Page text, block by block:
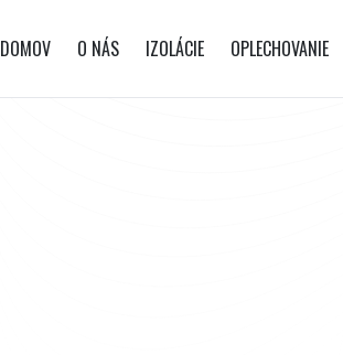
DOMOV O NÁS IZOLÁCIE OPLECHOVANIE